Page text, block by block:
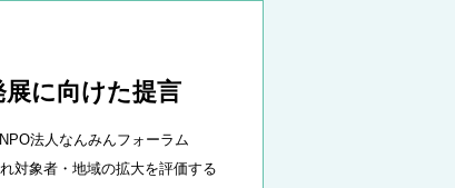
に向けた提言
法人なんみんフォーラム
対象者・地域の拡大を評価する